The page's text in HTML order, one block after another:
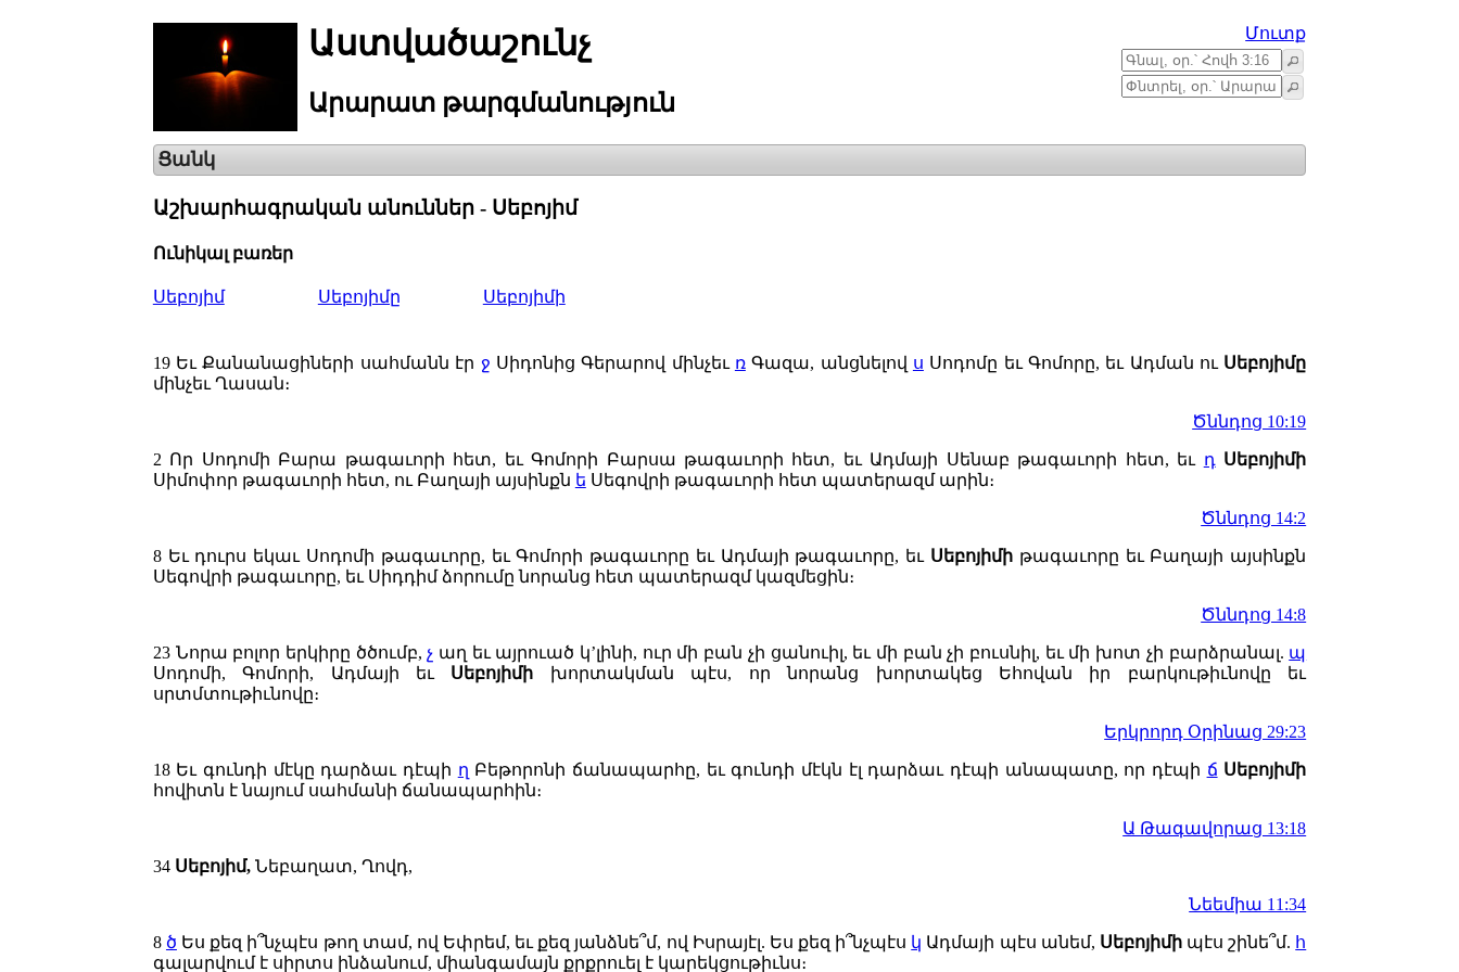
Աստվածաշունչ
Արարատթարգմանություն
Մուտք
Ցանկ
Աշխարհագրական անուններ - Սեբոյիմ
Ունիկալ բառեր
Սեբոյիմ Սեբոյիմը Սեբոյիմի
19 Եւ Քանանացիների սահմանն էր ջ Սիդոնից Գերարով մինչեւ ռ Գազա, անցնելով ս Սոդոմը եւ Գոմորը, եւ Ադման ու Սեբոյիմը
մինչեւ Ղասան։
Ծննդոց 10:19
2 Որ Սոդոմի Բարա թագաւորի հետ, եւ Գոմորի Բարսա թագաւորի հետ, եւ Ադմայի Սենաբ թագաւորի հետ, եւ դ Սեբոյիմի
Սիմոփոր թագաւորի հետ, ու Բաղայի այսինքն ե Սեգովրի թագաւորի հետ պատերազմ արին։
Ծննդոց 14:2
8 Եւ դուրս եկաւ Սոդոմի թագաւորը, եւ Գոմորի թագաւորը եւ Ադմայի թագաւորը, եւ Սեբոյիմի թագաւորը եւ Բաղայի այսինքն
Սեգովրի թագաւորը, եւ Սիդդիմ ձորումը նորանց հետ պատերազմ կազմեցին։
Ծննդոց 14:8
23 Նորա բոլոր երկիրը ծծումբ, չ աղ եւ այրուած կ’լինի, ուր մի բան չի ցանուիլ, եւ մի բան չի բուսնիլ, եւ մի խոտ չի բարձրանալ. պ
Սոդոմի, Գոմորի, Ադմայի եւ Սեբոյիմի խորտակման պէս, որ նորանց խորտակեց Եհովան իր բարկութիւնովը եւ
սրտմտութիւնովը։
Երկրորդ Օրինաց 29:23
18 Եւ գունդի մէկը դարձաւ դէպի ղ Բեթորոնի ճանապարհը, եւ գունդի մէկն էլ դարձաւ դէպի անապատը, որ դէպի ճ Սեբոյիմի
հովիտն է նայում սահմանի ճանապարհին։
Ա Թագավորաց 13:18
34 Սեբոյիմ,Նեբաղատ, Ղովդ,
Նեեմիա 11:34
8 ծ Ես քեզ ի՞նչպէս թող տամ, ով Եփրեմ, եւ քեզ յանձնե՞մ, ով Իսրայէլ. Ես քեզ ի՞նչպէս կ Ադմայի պէս անեմ, Սեբոյիմիպէս շինե՞մ. հ
գալարվում է սիրտս ինձանում, միանգամայն քրքրուել է կարեկցութիւնս։